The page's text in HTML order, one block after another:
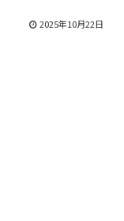
2025年10月22日